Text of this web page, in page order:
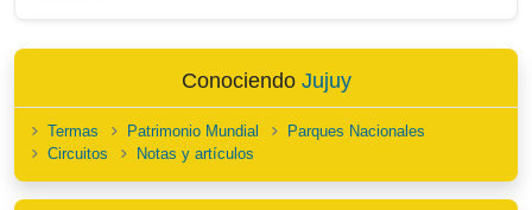
Conociendo Jujuy
Termas Patrimonio Mundial
Parques Nacionales
Circuitos
Notas y artículos